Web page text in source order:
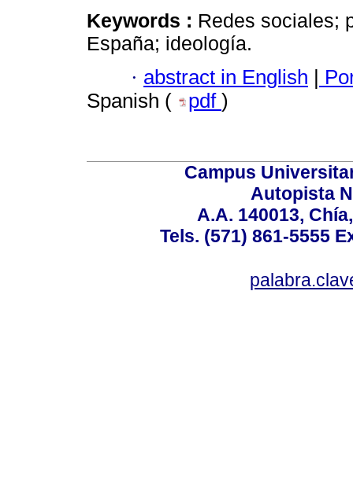
Keywords : Redes sociales;
España; ideología.
· abstract in English |
Spanish (
pdf )
Campus
Autopista
A.A. 140013,
Tels. (571) 861-5555